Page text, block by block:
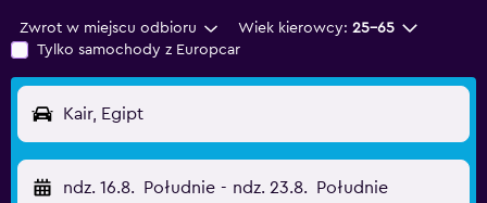
Zwrot w miejscu odbioru Wiek kierowcy: 25-65
Tylko samochody z Europcar
Kair, Egipt
ndz. 16.8. Południe - ndz. 23.8. Południe